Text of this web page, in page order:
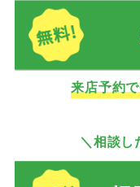
来店予約
＼相談し